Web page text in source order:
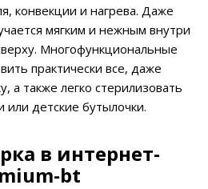
конвекции и нагрева. Даже
мягким и нежным внутри
Многофункциональные
практически все, даже
а также легко стерилизовать
или детские бутылочки.
в интернет-
bt